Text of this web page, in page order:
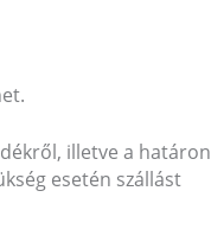
illetve a határon
esetén szállást